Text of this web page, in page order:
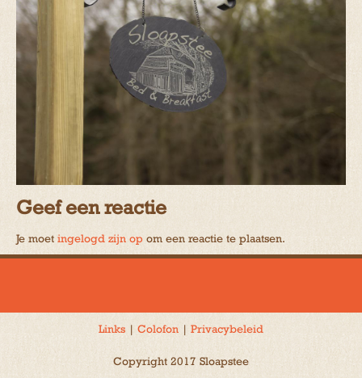
Geef een reactie
Je moet ingelogd zijn op om een reactie te plaatsen.
Links | Colofon | Privacybeleid
Copyright 2017 Sloapstee